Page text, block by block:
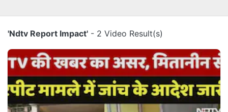
'Ndtv Report Impact' - 2 Video Result(s)